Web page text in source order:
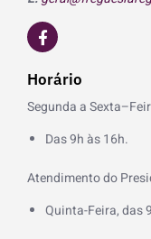
F
a
c
e
b
o
o
k
Horário
Segunda a
Das 9h às 16h.
Atendimento do
Quinta-Feira, das